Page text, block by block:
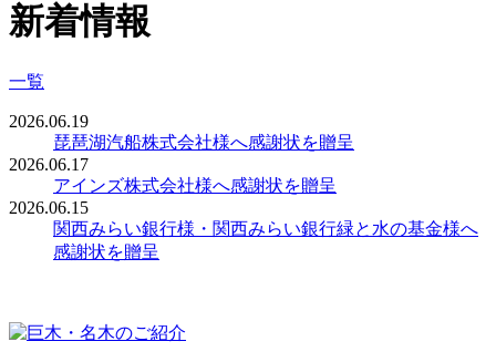
新着情報
一覧
2026.06.19
琵琶湖汽船株式会社様へ感謝状を贈呈
2026.06.17
アインズ株式会社様へ感謝状を贈呈
2026.06.15
関西みらい銀行様・関西みらい銀行緑と水の基金様へ
感謝状を贈呈